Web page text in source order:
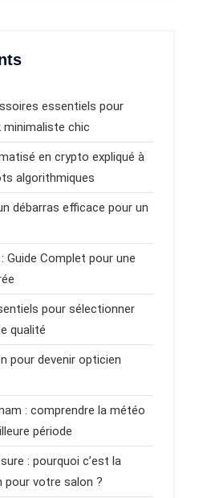
essentiels pour
chic
en crypto expliqué à
algorithmiques
débarras efficace pour un
Guide Complet pour une
pour sélectionner
qualité
pour devenir opticien
: comprendre la météo
période
: pourquoi c’est la
pour votre salon ?